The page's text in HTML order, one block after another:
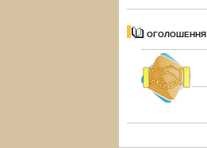
ОГОЛОШЕННЯ